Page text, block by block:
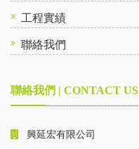
工程實績
聯絡我們
聯絡我們 | CONTACT US
興延宏有限公司